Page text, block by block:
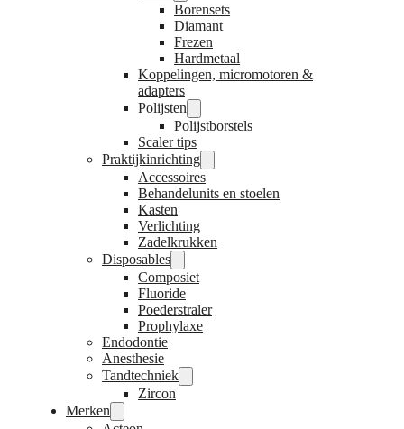
Borensets
Diamant
Frezen
Hardmetaal
Koppelingen, micromotoren &
adapters
Polijsten
Polijstborstels
Scaler tips
Praktijkinrichting
Accessoires
Behandelunits en stoelen
Kasten
Verlichting
Zadelkrukken
Disposables
Composiet
Fluoride
Poederstraler
Prophylaxe
Endodontie
Anesthesie
Tandtechniek
Zircon
Merken